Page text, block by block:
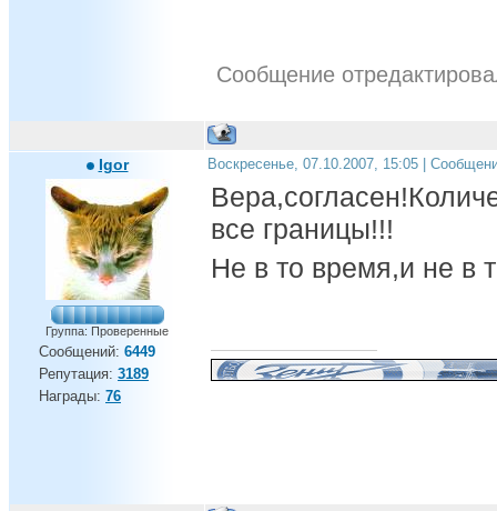
Сообщение
Igor
Группа: Проверенные
Сообщений: 6449
Репутация: 3189
Награды: 76
Воскресенье, 07.10.2007, 15:05 |
все границы!!!
Не в то время,и не в